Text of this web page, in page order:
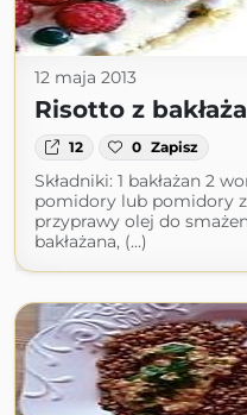
12 maja 2013
Risotto z
12 0 Zapisz
Składniki: 1 bakłażan 2
pomidory lub pomidory
przyprawy olej do
bakłażana, (...)